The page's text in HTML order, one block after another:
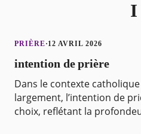
I
PRIÈRE·12 AVRIL 2026
intention de prière
Dans le contexte
largement, l’intention de
choix, reflétant la